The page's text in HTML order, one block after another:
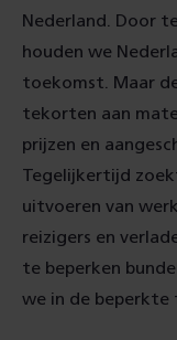
Nederland. Door
houden we
toekomst. Maar
tekorten aan
prijzen en
Tegelijkertijd
uitvoeren van
reizigers en
te beperken
we in de beperkte